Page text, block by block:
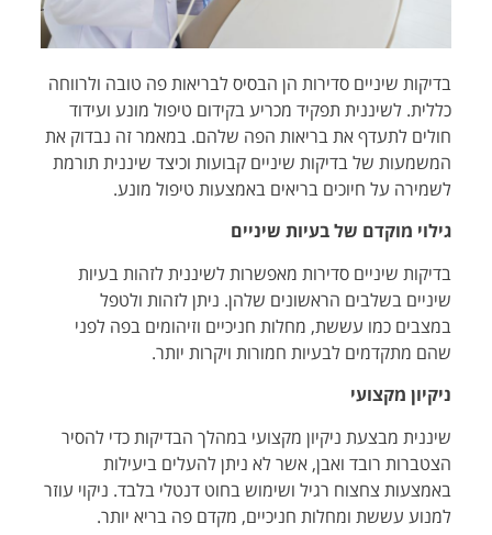
בדיקות שיניים סדירות הן הבסיס לבריאות פה טובה ולרווחה
כללית. לשיננית תפקיד מכריע בקידום טיפול מונע ועידוד
חולים לתעדף את בריאות הפה שלהם. במאמר זה נבדוק את
המשמעות של בדיקות שיניים קבועות וכיצד שיננית תורמת
לשמירה על חיוכים בריאים באמצעות טיפול מונע.
גילוי מוקדם של בעיות שיניים
בדיקות שיניים סדירות מאפשרות לשיננית לזהות בעיות
שיניים בשלבים הראשונים שלהן. ניתן לזהות ולטפל
במצבים כמו עששת, מחלות חניכיים וזיהומים בפה לפני
שהם מתקדמים לבעיות חמורות ויקרות יותר.
ניקיון מקצועי
שיננית מבצעת ניקיון מקצועי במהלך הבדיקות כדי להסיר
הצטברות רובד ואבן, אשר לא ניתן להעלים ביעילות
באמצעות צחצוח רגיל ושימוש בחוט דנטלי בלבד. ניקוי עוזר
למנוע עששת ומחלות חניכיים, מקדם פה בריא יותר.